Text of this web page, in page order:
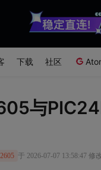
下载 社区
与
于 2026-07-07 13:58:47 修